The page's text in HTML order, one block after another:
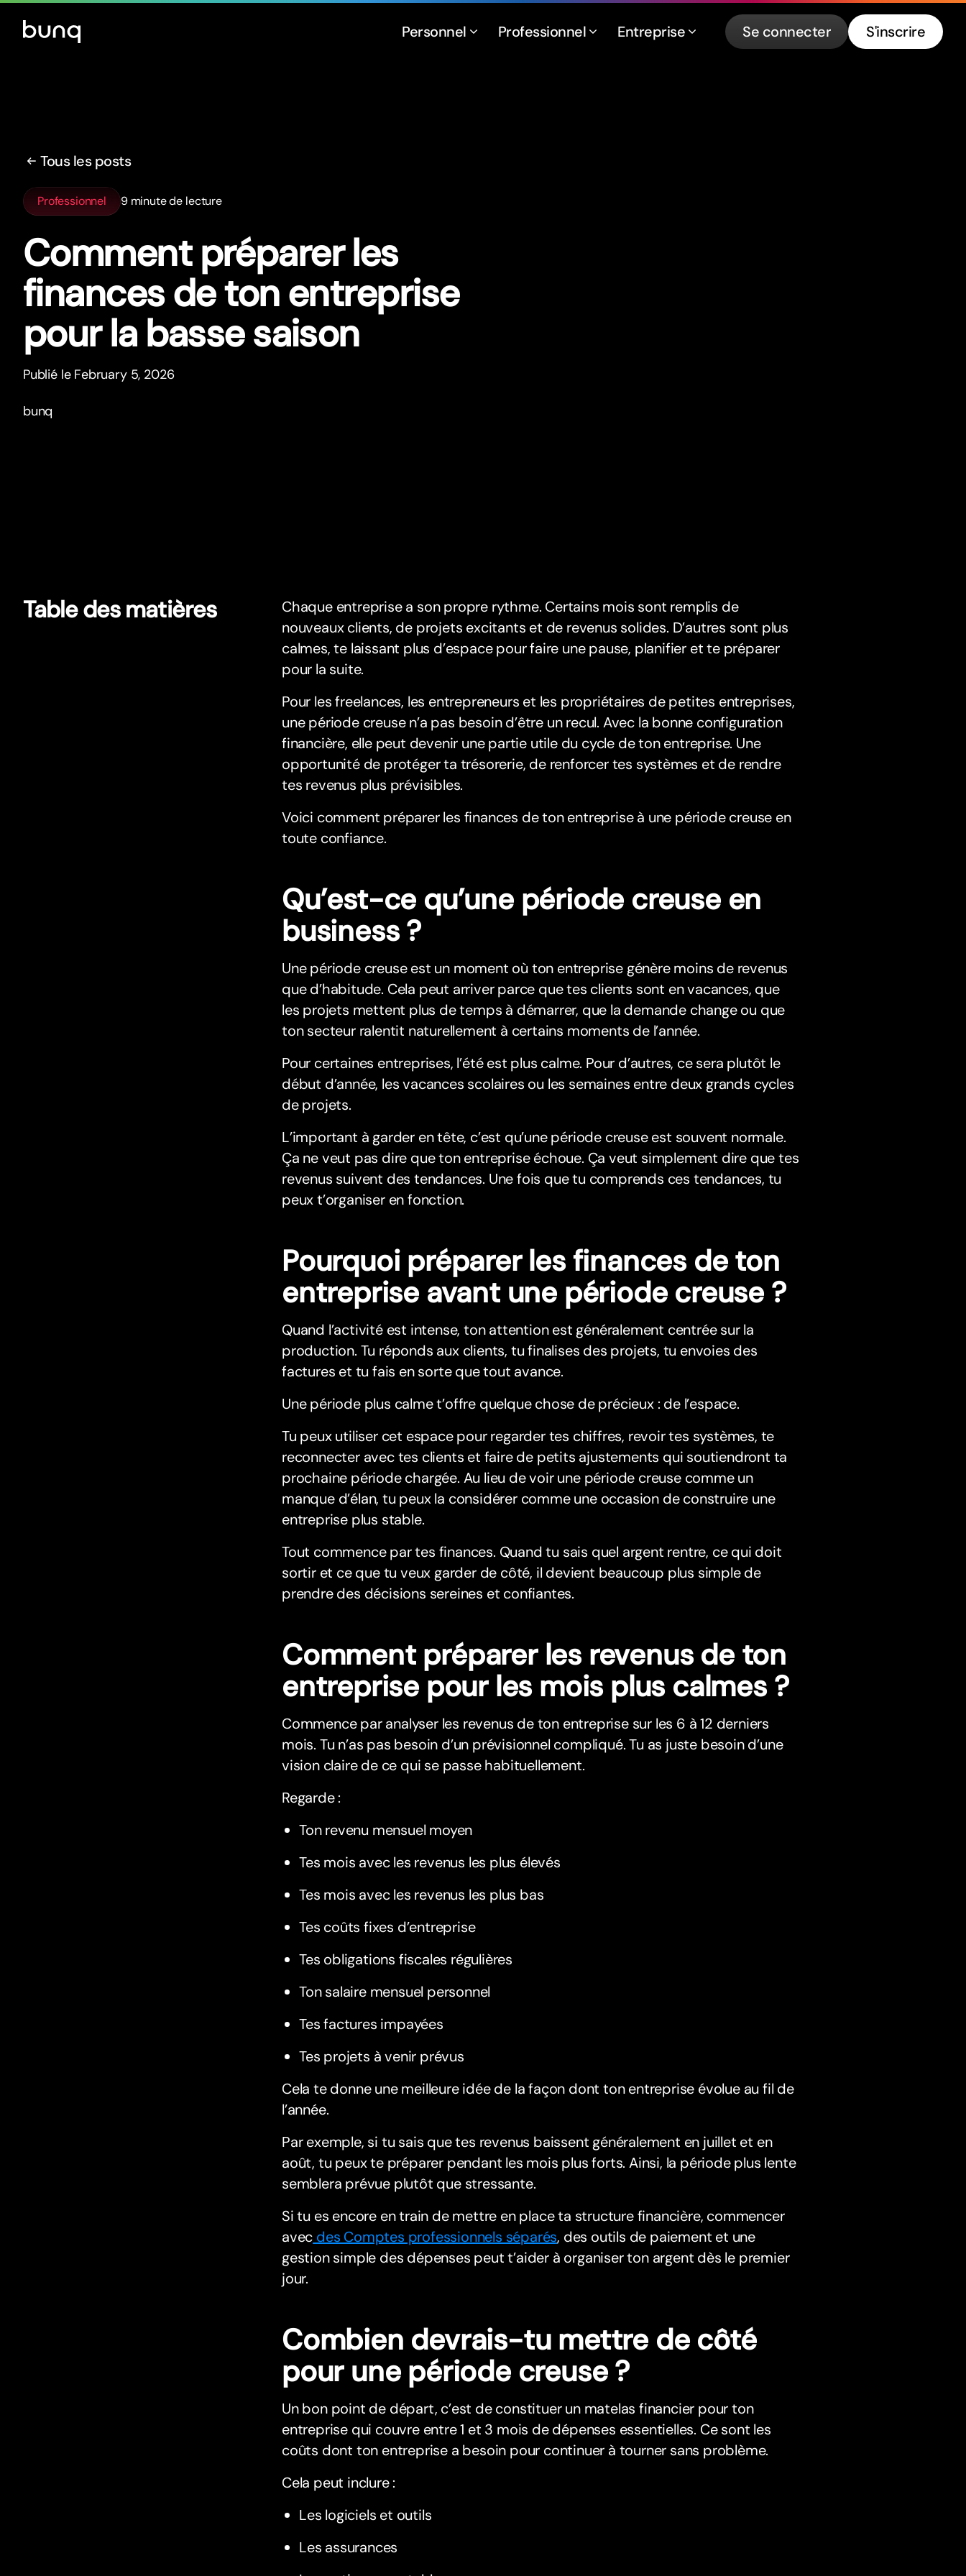
Personnel Professionnel Entreprise Se connecter S'inscrire
Tous les posts
Professionnel 9 minute de lecture
Comment préparer les
finances de ton entreprise
pour la basse saison
Publié le February 5, 2026
bunq
Table des matières
Chaque entreprise a son propre rythme. Certains mois sont remplis de
nouveaux clients, de projets excitants et de revenus solides. D’autres sont plus
calmes, te laissant plus d’espace pour faire une pause, planifier et te préparer
pour la suite.
Pour les freelances, les entrepreneurs et les propriétaires de petites entreprises,
une période creuse n’a pas besoin d’être un recul. Avec la bonne configuration
financière, elle peut devenir une partie utile du cycle de ton entreprise. Une
opportunité de protéger ta trésorerie, de renforcer tes systèmes et de rendre
tes revenus plus prévisibles.
Voici comment préparer les finances de ton entreprise à une période creuse en
toute confiance.
Qu’est-ce qu’une période creuse en
business ?
Une période creuse est un moment où ton entreprise génère moins de revenus
que d’habitude. Cela peut arriver parce que tes clients sont en vacances, que
les projets mettent plus de temps à démarrer, que la demande change ou que
ton secteur ralentit naturellement à certains moments de l’année.
Pour certaines entreprises, l’été est plus calme. Pour d’autres, ce sera plutôt le
début d’année, les vacances scolaires ou les semaines entre deux grands cycles
de projets.
L’important à garder en tête, c’est qu’une période creuse est souvent normale.
Ça ne veut pas dire que ton entreprise échoue. Ça veut simplement dire que tes
revenus suivent des tendances. Une fois que tu comprends ces tendances, tu
peux t’organiser en fonction.
Pourquoi préparer les finances de ton
entreprise avant une période creuse ?
Quand l’activité est intense, ton attention est généralement centrée sur la
production. Tu réponds aux clients, tu finalises des projets, tu envoies des
factures et tu fais en sorte que tout avance.
Une période plus calme t’offre quelque chose de précieux : de l’espace.
Tu peux utiliser cet espace pour regarder tes chiffres, revoir tes systèmes, te
reconnecter avec tes clients et faire de petits ajustements qui soutiendront ta
prochaine période chargée. Au lieu de voir une période creuse comme un
manque d’élan, tu peux la considérer comme une occasion de construire une
entreprise plus stable.
Tout commence par tes finances. Quand tu sais quel argent rentre, ce qui doit
sortir et ce que tu veux garder de côté, il devient beaucoup plus simple de
prendre des décisions sereines et confiantes.
Comment préparer les revenus de ton
entreprise pour les mois plus calmes ?
Commence par analyser les revenus de ton entreprise sur les 6 à 12 derniers
mois. Tu n’as pas besoin d’un prévisionnel compliqué. Tu as juste besoin d’une
vision claire de ce qui se passe habituellement.
Regarde :
Ton revenu mensuel moyen
Tes mois avec les revenus les plus élevés
Tes mois avec les revenus les plus bas
Tes coûts fixes d’entreprise
Tes obligations fiscales régulières
Ton salaire mensuel personnel
Tes factures impayées
Tes projets à venir prévus
Cela te donne une meilleure idée de la façon dont ton entreprise évolue au fil de
l’année.
Par exemple, si tu sais que tes revenus baissent généralement en juillet et en
août, tu peux te préparer pendant les mois plus forts. Ainsi, la période plus lente
semblera prévue plutôt que stressante.
Si tu es encore en train de mettre en place ta structure financière, commencer
avec des Comptes professionnels séparés, des outils de paiement et une
gestion simple des dépenses peut t’aider à organiser ton argent dès le premier
jour.
Combien devrais-tu mettre de côté
pour une période creuse ?
Un bon point de départ, c’est de constituer un matelas financier pour ton
entreprise qui couvre entre 1 et 3 mois de dépenses essentielles. Ce sont les
coûts dont ton entreprise a besoin pour continuer à tourner sans problème.
Cela peut inclure :
Les logiciels et outils
Les assurances